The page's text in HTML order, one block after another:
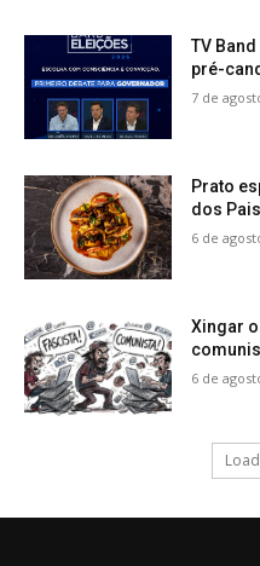
TV
pré-
7 de
Prato
dos
6 de
Xingar
6 de